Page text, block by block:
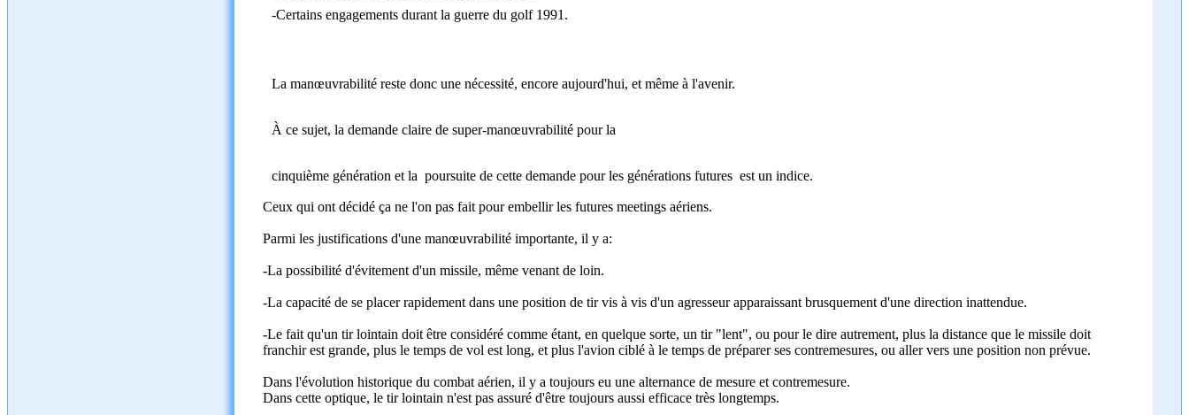
-Certains engagements durant la guerre du golf 1991.
La manœuvrabilité reste donc une nécessité, encore aujourd'hui, et même à l'avenir.
À ce sujet, la demande claire de super-manœuvrabilité pour la
cinquième génération et la poursuite de cette demande pour les générations futures est un indice.
Ceux qui ont décidé ça ne l'on pas fait pour embellir les futures meetings aériens.
Parmi les justifications d'une manœuvrabilité importante, il y a:
-La possibilité d'évitement d'un missile, même venant de loin.
-La capacité de se placer rapidement dans une position de tir vis à vis d'un agresseur apparaissant brusquement d'une direction inattendue.
-Le fait qu'un tir lointain doit être considéré comme étant, en quelque sorte, un tir "lent", ou pour le dire autrement, plus la distance que le missile doit
franchir est grande, plus le temps de vol est long, et plus l'avion ciblé à le temps de préparer ses contremesures, ou aller vers une position non prévue.
Dans l'évolution historique du combat aérien, il y a toujours eu une alternance de mesure et contremesure.
Dans cette optique, le tir lointain n'est pas assuré d'être toujours aussi efficace très longtemps.